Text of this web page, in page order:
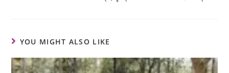
YOU MIGHT ALSO LIKE